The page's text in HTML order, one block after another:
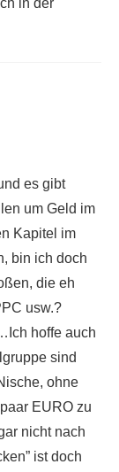
in der
es gibt
um Geld im
Kapitel im
bin ich doch
die eh
usw.?
hoffe auch
sind
ohne
EURO zu
nicht nach
ist doch